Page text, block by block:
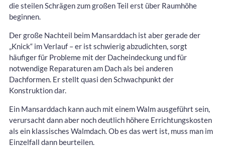
die steilen Schrägen zum großen Teil erst über Raumhöhe
beginnen.
Der große Nachteil beim Mansarddach ist aber gerade der
„Knick“ im Verlauf – er ist schwierig abzudichten, sorgt
häufiger für Probleme mit der Dacheindeckung und für
notwendige Reparaturen am Dach als bei anderen
Dachformen. Er stellt quasi den Schwachpunkt der
Konstruktion dar.
Ein Mansarddach kann auch mit einem Walm ausgeführt sein,
verursacht dann aber noch deutlich höhere Errichtungskosten
als ein klassisches Walmdach. Ob es das wert ist, muss man im
Einzelfall dann beurteilen.